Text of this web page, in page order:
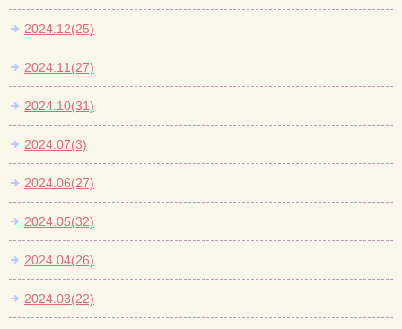
2024.12(25)
2024.11(27)
2024.10(31)
2024.07(3)
2024.06(27)
2024.05(32)
2024.04(26)
2024.03(22)